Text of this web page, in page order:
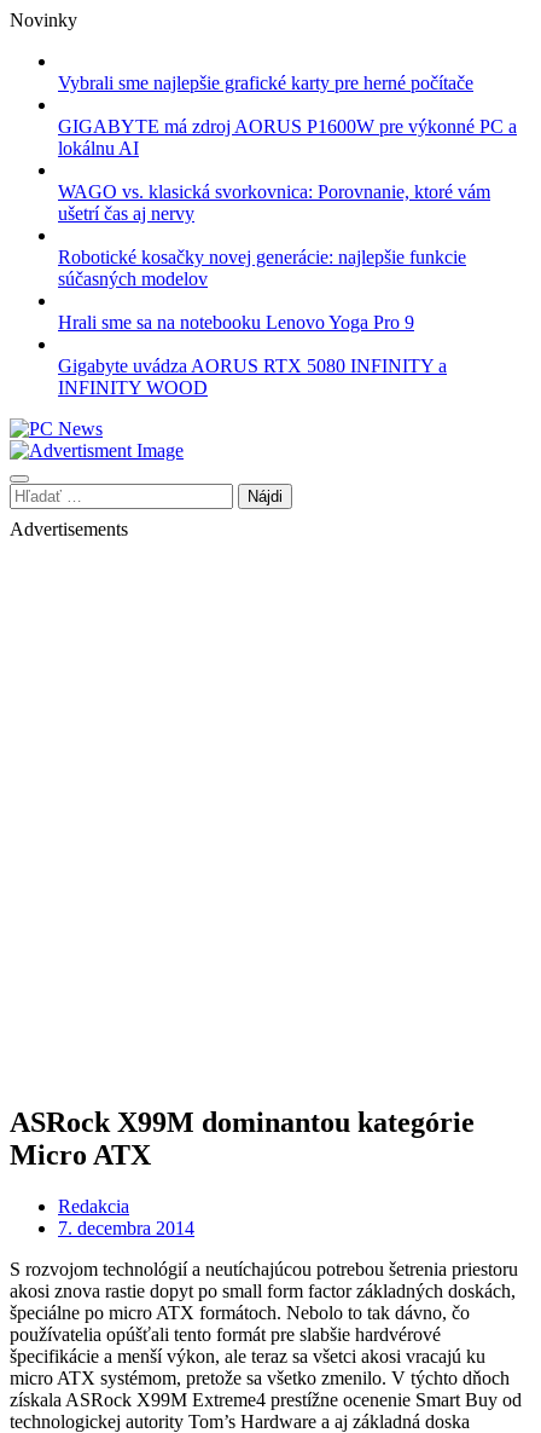
Skip
content
Novinky
Vybrali sme najlepšie grafické karty pre herné počítače
GIGABYTE má zdroj AORUS P1600W pre výkonné PC a
lokálnu AI
WAGO vs. klasická svorkovnica: Porovnanie, ktoré vám
ušetrí čas aj nervy
Robotické kosačky novej generácie: najlepšie funkcie
súčasných modelov
Hrali sme sa na notebooku Lenovo Yoga Pro 9
Gigabyte uvádza AORUS RTX 5080 INFINITY a
INFINITY WOOD
Hľadať:
Advertisements
ASRock X99M dominantou kategórie
Micro ATX
Redakcia
7. decembra 2014
S rozvojom technológií a neutíchajúcou potrebou šetrenia priestoru
akosi znova rastie dopyt po small form factor základných doskách,
špeciálne po micro ATX formátoch. Nebolo to tak dávno, čo
používatelia opúšťali tento formát pre slabšie hardvérové
špecifikácie a menší výkon, ale teraz sa všetci akosi vracajú ku
micro ATX systémom, pretože sa všetko zmenilo. V týchto dňoch
získala ASRock X99M Extreme4 prestížne ocenenie Smart Buy od
technologickej autority Tom’s Hardware a aj základná doska